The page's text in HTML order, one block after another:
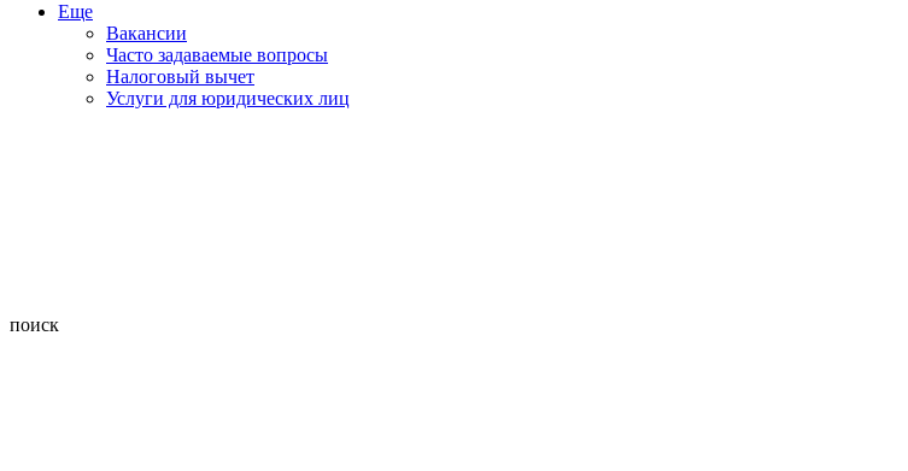
Еще
Вакансии
Часто задаваемые вопросы
Налоговый вычет
Услуги для юридических лиц
поиск